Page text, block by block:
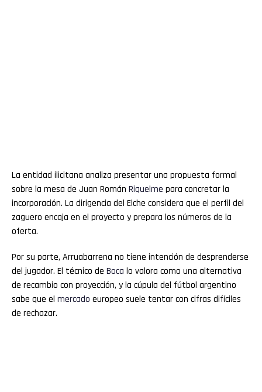
La entidad ilicitana analiza presentar una propuesta formal
sobre la mesa de Juan Román Riquelme para concretar la
incorporación. La dirigencia del Elche considera que el perfil del
zaguero encaja en el proyecto y prepara los números de la
oferta.
Por su parte, Arruabarrena no tiene intención de desprenderse
del jugador. El técnico de Boca lo valora como una alternativa
de recambio con proyección, y la cúpula del fútbol argentino
sabe que el mercado europeo suele tentar con cifras difíciles
de rechazar.